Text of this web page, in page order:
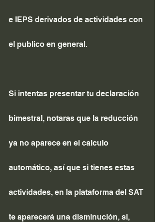
e IEPS derivados de actividades con
el publico en general.
Si intentas presentar tu declaración
bimestral, notaras que la reducción
ya no aparece en el calculo
automático, así que si tienes estas
actividades, en la plataforma del SAT
te aparecerá una disminución, si,